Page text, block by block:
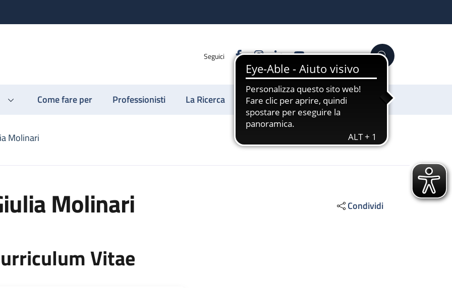
Seguici FacebookInstagram
LinkedinYouTube Cerca
Come fare per Professionisti La Ricerca Sostienici
Molinari
Molinari Condividi
Vitae